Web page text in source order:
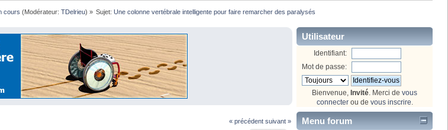
cours (Modérateur: TDelrieu) » Sujet:Une colonne vertébrale intelligente pour faire remarcher des paralysés
« précédent suivant »
Utilisateur
Identifiant:
Mot de passe:
Bienvenue, Invité . Merci de vous
connecterou de vous inscrire
Menu forum